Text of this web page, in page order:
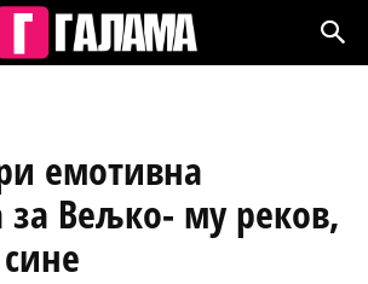
емотивна
за Вељко- му pеков,